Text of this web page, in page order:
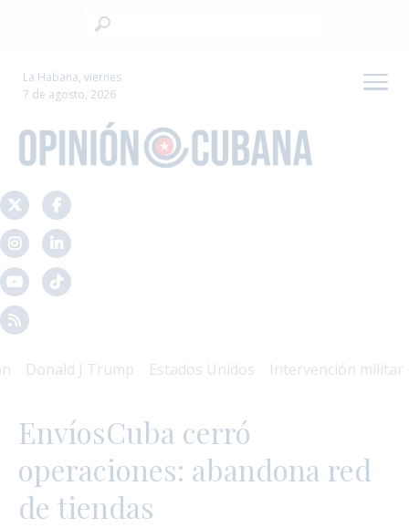
La Habana, viernes
7 de agosto, 2026
J Trump Estados Unidos Intervención militar
EnvíosCuba cerró
operaciones: abandona red
de tiendas